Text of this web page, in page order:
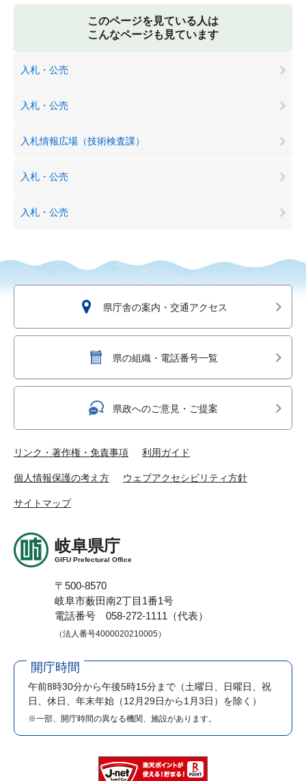
このページを見ている人は
こんなページも見ています
入札・公売
入札・公売
入札情報広場（技術検査課）
入札・公売
入札・公売
県庁舎の案内・交通アクセス
県の組織・電話番号一覧
県政へのご意見・ご提案
リンク・著作権・免責事項 利用ガイド
個人情報保護の考え方 ウェブアクセシビリティ方針
サイトマップ
岐阜県庁
GIFU Prefectural Office
〒500-8570
岐阜市薮田南2丁目1番1号
電話番号 058-272-1111（代表）
（法人番号4000020210005）
開庁時間
午前8時30分から午後5時15分まで （土曜日、日曜日、祝
日、休日、年末年始（12月29日から1月3日）を除く）
※一部、開庁時間の異なる機関、施設があります。